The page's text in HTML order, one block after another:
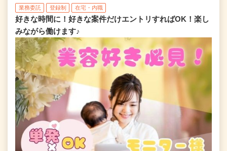
業務委託 登録制 在宅・内職
好きな時間に！好きな案件だけエントリすればOK！楽し
みながら働けます♪